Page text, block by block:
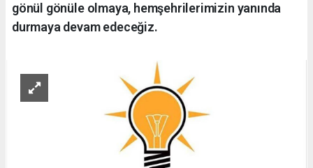
gönül gönüle olmaya, hemşehrilerimizin yanında
durmaya devam edeceğiz.